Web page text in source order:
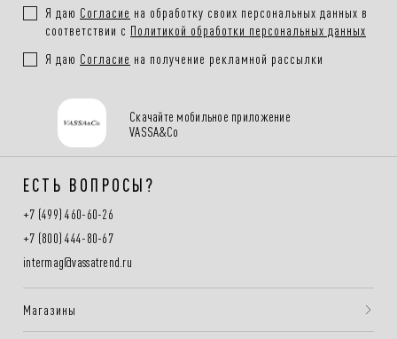
Я даю Согласие на обработку своих персональных данных в
соответствии с Политикой обработки персональных данных
Я даю Согласие на получение рекламной рассылки
Скачайте мобильное приложение
VASSA&Co
ЕСТЬ ВОПРОСЫ?
+7 (499) 460-60-26
+7 (800) 444-80-67
intermag@vassatrend.ru
Магазины